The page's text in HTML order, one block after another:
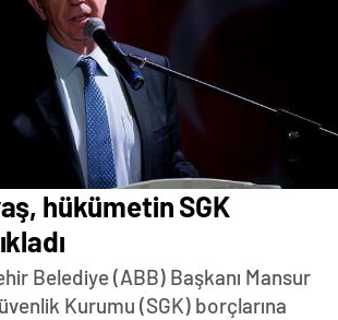
hükümetin SGK
Belediye (ABB) Başkanı Mansur
Kurumu (SGK) borçlarına